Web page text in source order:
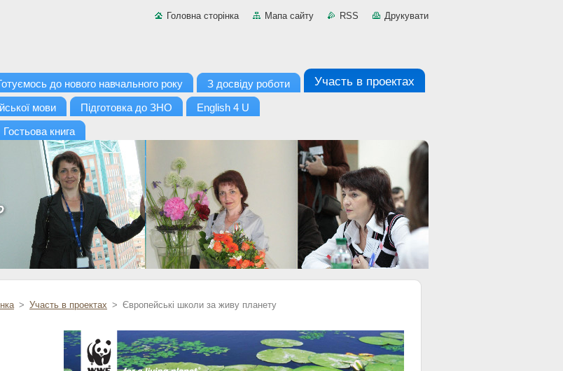
Головна сторінка Мапа сайту RSS Друкувати
до нового навчального року З досвіду роботи Участь в проектах
мови Підготовка до ЗНО English 4 U
Гостьова книга
> Участь в проектах > Європейські школи за живу планету